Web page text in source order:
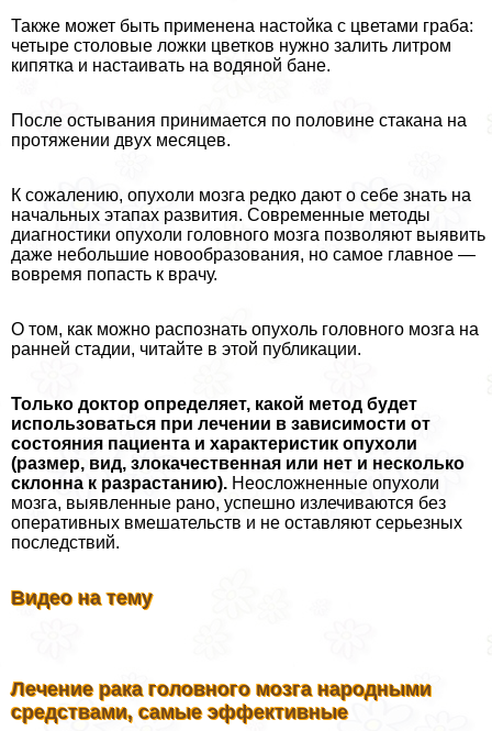
Также может быть применена настойка с цветами гpaба:
четыре столовые ложки цветков нужно залить литром
кипятка и настаивать на водяной бане.
После остывания принимается по половине стакана на
протяжении двух месяцев.
К сожалению, опухоли мозга редко дают о себе знать на
начальных этапах развития. Современные методы
диагностики опухоли головного мозга позволяют выявить
даже небольшие новообразования, но самое главное —
вовремя попасть к врачу.
О том, как можно распознать опухоль головного мозга на
ранней стадии, читайте в этой публикации.
Только доктор определяет, какой метод будет
использоваться при лечении в зависимости от
состояния пациента и хаpaктеристик опухоли
(размер, вид, злокачественная или нет и несколько
склонна к разрастанию). Неосложненные опухоли
мозга, выявленные рано, успешно излечиваются без
оперативных вмешательств и не оставляют серьезных
последствий.
Видео на тему
Лечение paка головного мозга народными
средствами, самые эффективные